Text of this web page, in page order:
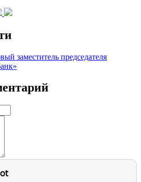
заместитель председателя